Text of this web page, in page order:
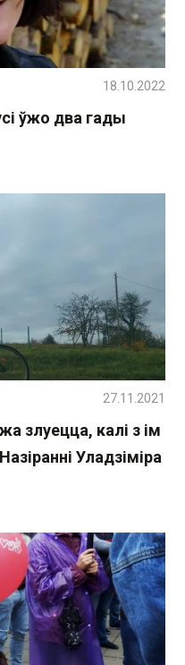
ўжо два гады
18.10.2022
злуецца, калі з ім
Уладзіміра
27.11.2021